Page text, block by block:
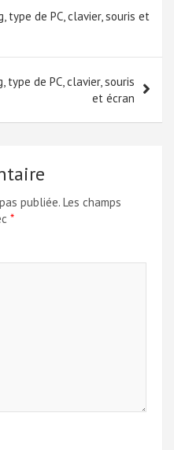
type de PC, clavier, souris et
de PC, clavier, souris
et écran
publiée. Les champs
*